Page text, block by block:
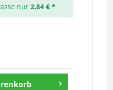
nur 2,84 € *